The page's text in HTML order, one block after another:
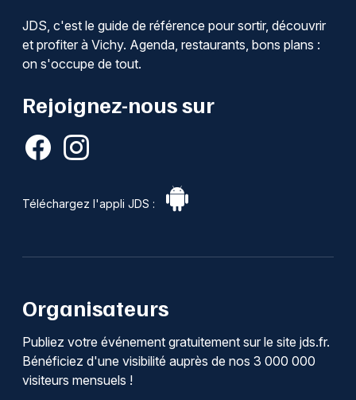
JDS, c'est le guide de référence pour sortir, découvrir
et profiter à Vichy. Agenda, restaurants, bons plans :
on s'occupe de tout.
Rejoignez-nous sur
Téléchargez l'appli JDS :
Organisateurs
Publiez votre événement gratuitement sur le site jds.fr.
Bénéficiez d'une visibilité auprès de nos 3 000 000
visiteurs mensuels !